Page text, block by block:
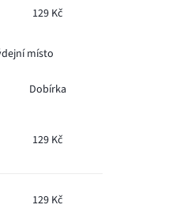
129 Kč
místo
Dobírka
129 Kč
129 Kč